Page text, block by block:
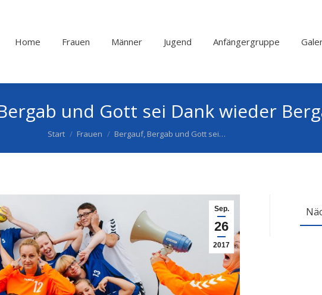
Home Frauen Männer Jugend Anfängergruppe
und Gott sei Dank wieder
Start Frauen Bergauf, Bergab und Gott sei…
Sep.
26
2017